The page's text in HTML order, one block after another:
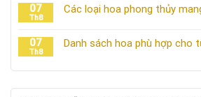
07
Th8
Các loại hoa phong thủy
07
Th8
Danh sách hoa phù hợp cho